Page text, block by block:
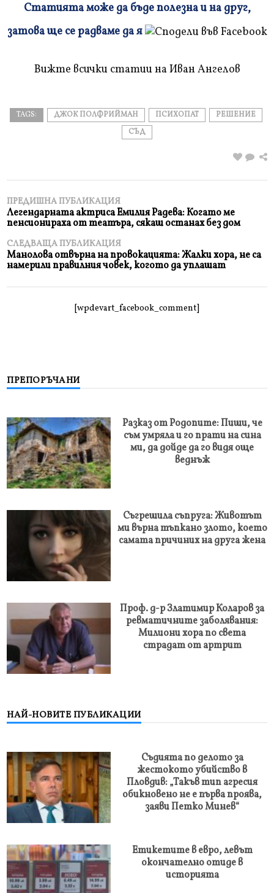
и
Статията може да бъде полезна и на друг,
затова ще се радваме да я
Вижте всички статии на Иван Ангелов
TAGS: ДЖОК ПОЛФРИЙМАН ПСИХОПАТ
РЕШЕНИЕ
СЪД
ПРЕДИШНА ПУБЛИКАЦИЯ
Легендарната актриса Емилия Радева: Когато ме
пенсионираха от театъра, сякаш останах без дом
СЛЕДВАЩА ПУБЛИКАЦИЯ
Манолова отвърна на провокацията: Жалки хора, не са
намерили правилния човек, когото да уплашат
[wpdevart_facebook_comment]
ПРЕПОРЪЧАНИ
Разказ от Родопите: Пиши, че
съм умряла и го прати на сина
ми, да дойде да го видя още
веднъж
Съгрешила съпруга: Животът
ми върна тъпкано злото, което
самата причиних на друга жена
Проф. д-р Златимир Коларов за
ревматичните заболявания:
Милиони хора по света
страдат от артрит
НАЙ-НОВИТЕ ПУБЛИКАЦИИ
Съдията по делото за
жестокото убийство в
Пловдив: „Такъв тип агресия
обикновено не е първа проява,
заяви Петко Минев“
Етикетите в евро, левът
окончателно отиде в
историята